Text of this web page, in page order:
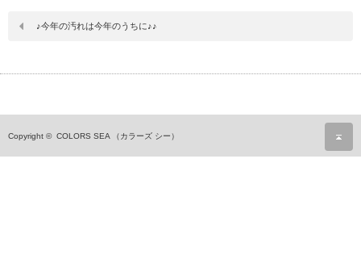
♪今年の汚れは今年のうちに♪♪
Copyright © COLORS SEA （カラーズ シー）